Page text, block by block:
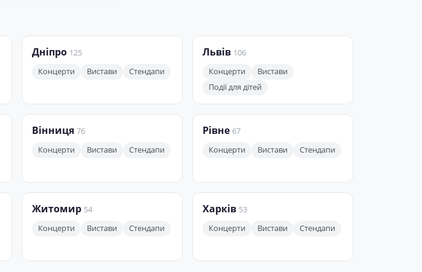
Дніпро 125
Концерти
Вистави Стендапи
Львів 106
Концерти
Вистави
Події для дітей
Вінниця 76
Концерти
Вистави Стендапи
Рівне 67
Концерти
Вистави Стендапи
Житомир 54
Концерти
Вистави Стендапи
Харків 53
Концерти
Вистави Стендапи